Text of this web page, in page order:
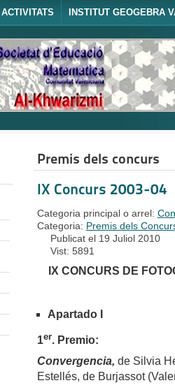
ACTIVITATS INSTITUT GEOGEBRA
Premis dels concurs
IX Concurs 2003-04
Categoria principal o arrel:
Categoria: Premis dels
Publicat el 19 Juliol 2010
Vist: 5891
IX CONCURS DE
Apartado I
1er. Premio:
Convergencia, de Silvia
Estellés, de Burjassot